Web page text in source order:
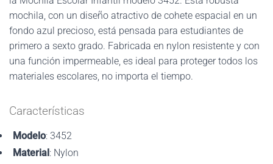
mochila, con un diseño atractivo de cohete espacial en un
fondo azul precioso, está pensada para estudiantes de
primero a sexto grado. Fabricada en nylon resistente y con
una función impermeable, es ideal para proteger todos los
materiales escolares, no importa el tiempo.
Características
Modelo: 3452
Material: Nylon